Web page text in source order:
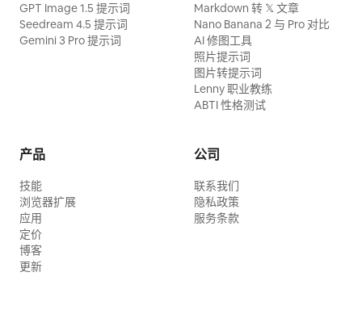
GPT Image 1.5 提示词
Seedream 4.5 提示词
Gemini 3 Pro 提示词
Markdown 转 𝕏 文章
Nano Banana 2 与 Pro 对比
AI 修图工具
照片提示词
图片转提示词
Lenny 职业教练
ABTI 性格测试
产品
技能
浏览器扩展
应用
定价
博客
更新
公司
联系我们
隐私政策
服务条款